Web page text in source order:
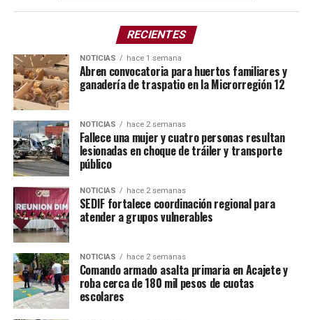
9 Norte
Maximiliano Ávila Camacho
12 Oriente
6 Norte
4 Oriente
8 Norte
2 Oriente
12 Norte
16 de Septiembre
Se exhorta a la población a utilizar rutas alternas,
anticipar sus salidas y extremar precauciones para
evitar contratiempos durante la realización de este acto
cívico.
RECIENTES
NOTICIAS hace 1 semana
Abren convocatoria para huertos familiares y
ganadería de traspatio en la Microrregión 12
NOTICIAS hace 2 semanas
Fallece una mujer y cuatro personas resultan
lesionadas en choque de tráiler y transporte
público
NOTICIAS hace 2 semanas
SEDIF fortalece coordinación regional para
atender a grupos vulnerables
NOTICIAS hace 2 semanas
Comando armado asalta primaria en Acajete y
roba cerca de 180 mil pesos de cuotas
escolares